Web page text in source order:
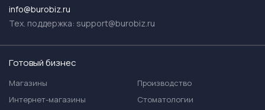
info@burobiz.ru
Тех. поддержка: support@burobiz.ru
Готовый бизнес
Магазины
Интернет-магазины
Производство
Стоматологии